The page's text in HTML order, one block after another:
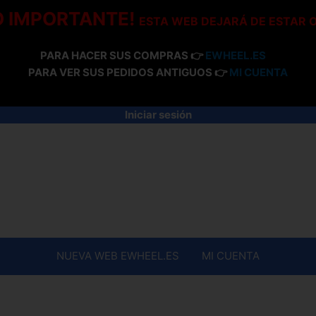
IMPORTANTE! ESTA WEB DEJARÁ DE ESTAR
PARA HACER SUS COMPRAS 👉 EWHEEL.ES
PARA VER SUS PEDIDOS ANTIGUOS 👉 MI CUENTA
Iniciar sesión
NUEVA WEB EWHEEL.ES MI CUENTA